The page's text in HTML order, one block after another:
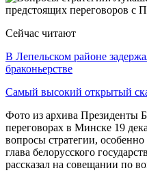
Сейчас читают
В Лепельском районе
браконьерстве
Самый высокий открытый
Фото из архива Президенты
переговорах в Минске 19
вопросы стратегии,
глава белорусского
рассказал на совещании по